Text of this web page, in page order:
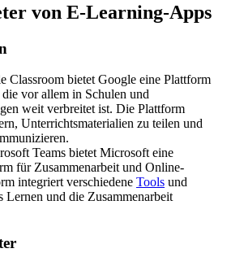
von E-Learning-Apps
Classroom bietet Google eine Plattform
vor allem in Schulen und
weit verbreitet ist. Die Plattform
Unterrichtsmaterialien zu teilen und
Teams bietet Microsoft eine
für Zusammenarbeit und Online-
integriert verschiedene Tools und
Lernen und die Zusammenarbeit